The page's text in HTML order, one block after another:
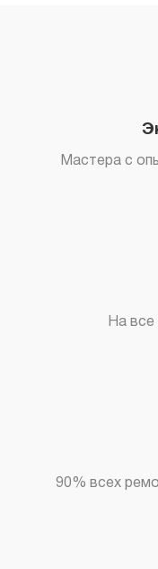
Мастера с
На все
90% всех